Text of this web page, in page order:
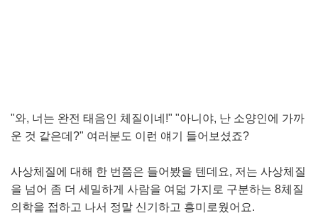
"와, 너는 완전 태음인 체질이네!" "아니야, 난 소양인에 가까
운 것 같은데?" 여러분도 이런 얘기 들어보셨죠?
사상체질에 대해 한 번쯤은 들어봤을 텐데요, 저는 사상체질
을 넘어 좀 더 세밀하게 사람을 여덟 가지로 구분하는 8체질
의학을 접하고 나서 정말 신기하고 흥미로웠어요.